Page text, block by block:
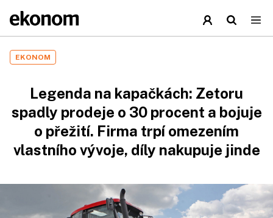
EKONOM
Legenda na kapačkách: Zetoru
spadly prodeje o 30 procent a bojuje
o přežití. Firma trpí omezením
vlastního vývoje, díly nakupuje jinde